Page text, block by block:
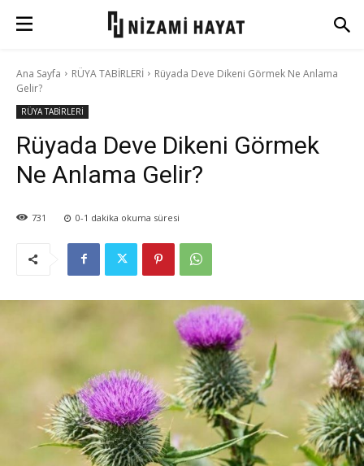
Ana Sayfa RÜYA TABİRLERİ
Rüyada Deve Dikeni Görmek Ne Anlama
Gelir?
RÜYA TABİRLERİ
Rüyada Deve Dikeni Görmek
Ne Anlama Gelir?
731 0-1 dakika okuma süresi